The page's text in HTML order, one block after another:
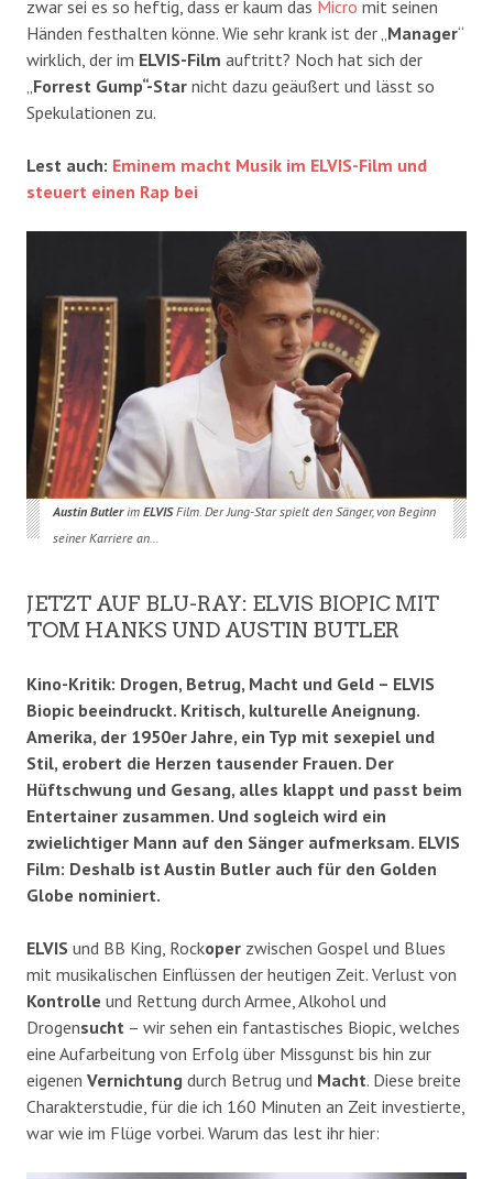
zwar sei es so heftig, dass er kaum das Micro mit seinen
Händen festhalten könne. Wie sehr krank ist der „Manager“
wirklich, der im ELVIS-Film auftritt? Noch hat sich der
„Forrest Gump“-Star nicht dazu geäußert und lässt so
Spekulationen zu.
Lest auch: Eminem macht Musik im ELVIS-Film und
steuert einen Rap bei
Austin Butlerim ELVISFilm. Der Jung-Star spielt den Sänger, von Beginn
seiner Karriere an…
JETZT AUF BLU-RAY: ELVIS BIOPIC MIT
TOM HANKS UND AUSTIN BUTLER
Kino-Kritik: Drogen, Betrug, Macht und Geld – ELVIS
Biopic beeindruckt. Kritisch, kulturelle Aneignung.
Amerika, der 1950er Jahre, ein Typ mit sexepiel und
Stil, erobert die Herzen tausender Frauen. Der
Hüftschwung und Gesang, alles klappt und passt beim
Entertainer zusammen. Und sogleich wird ein
zwielichtiger Mann auf den Sänger aufmerksam. ELVIS
Film: Deshalb ist Austin Butler auch für den Golden
Globe nominiert.
ELVIS und BB King, Rockoper zwischen Gospel und Blues
mit musikalischen Einflüssen der heutigen Zeit. Verlust von
Kontrolle und Rettung durch Armee, Alkohol und
Drogensucht – wir sehen ein fantastisches Biopic, welches
eine Aufarbeitung von Erfolg über Missgunst bis hin zur
eigenen Vernichtung durch Betrug und Macht. Diese breite
Charakterstudie, für die ich 160 Minuten an Zeit investierte,
war wie im Flüge vorbei. Warum das lest ihr hier: